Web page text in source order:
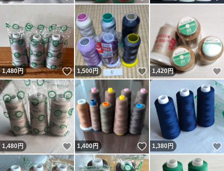
1,480円 いいね！
1,500円 いいね！
1,420円
1,480円 いいね！
1,400円 いいね！
1,380円